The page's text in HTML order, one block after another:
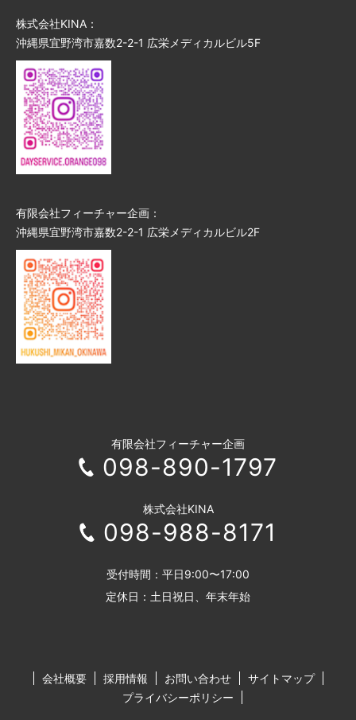
株式会社KINA：
沖縄県宜野湾市嘉数2-2-1 広栄メディカルビル5F
有限会社フィーチャー企画：
沖縄県宜野湾市嘉数2-2-1 広栄メディカルビル2F
有限会社フィーチャー企画
098-890-1797
株式会社KINA
098-988-8171
受付時間：平日9:00〜17:00
定休日：土日祝日、年末年始
会社概要 採用情報 お問い合わせ
サイトマップ
プライバシーポリシー